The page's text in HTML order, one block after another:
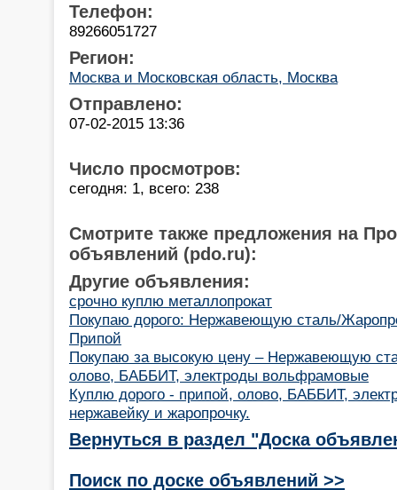
Телефон:
89266051727
Регион:
Москва и Московская область, Москва
Отправлено:
07-02-2015 13:36
Число просмотров:
сегодня: 1, всего: 238
Смотрите также предложения на
объявлений (pdo.ru):
Другие объявления:
срочно куплю металлопрокат
Покупаю дорого: Нержавеющую сталь/
Припой
Покупаю за высокую цену – Нержавеющую
олово, БАББИТ, электроды вольфрамовые
Куплю дорого - припой, олово, БАББИТ,
нержавейку и жаропрочку.
Вернуться в раздел "Доска
Поиск по доске объявлений >>